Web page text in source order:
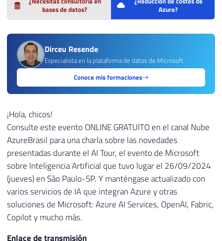
bases de datos?
Azure?
Dirceu Resende
Especialista en la plataforma de datos de Microsoft
Conoce mis formaciones
¡Hola, chicos!
Consulte este evento ONLINE GRATUITO en el canal Nube
AzureBrasil para una charla sobre las novedades
presentadas durante el AI Tour, el evento de Microsoft
sobre Inteligencia Artificial que tuvo lugar el 26/09/2024
(jueves) en São Paulo-SP. Y manténgase actualizado con
varios servicios de IA que integran Azure y otras
soluciones de Microsoft: Azure AI Services, OpenAI, Fabric,
Copilot y mucho más.
Enlace de transmisión